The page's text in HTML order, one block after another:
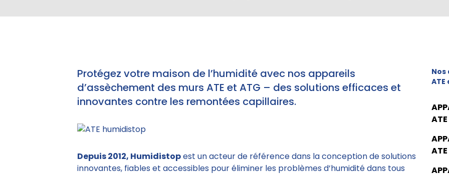
Protégez votre maison de l’humidité avec nos appareils
d’assèchement des murs ATE et ATG – des solutions efficaces et
innovantes contre les remontées capillaires.
Depuis 2012, Humidistopest un acteur de référence dans la conception de solutions
innovantes, fiables et accessibles pour éliminer les problèmes d’humidité dans tous
Nos
ATE
ATE